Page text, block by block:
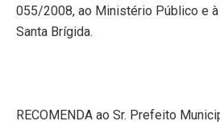
055/2008, ao Ministério Público e à
Santa Brígida.
RECOMENDA ao Sr. Prefeito